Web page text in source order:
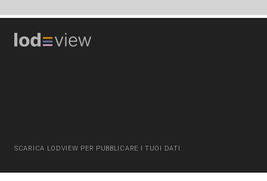
SCARICA LODVIEW PER PUBBLICARE I TUOI DATI